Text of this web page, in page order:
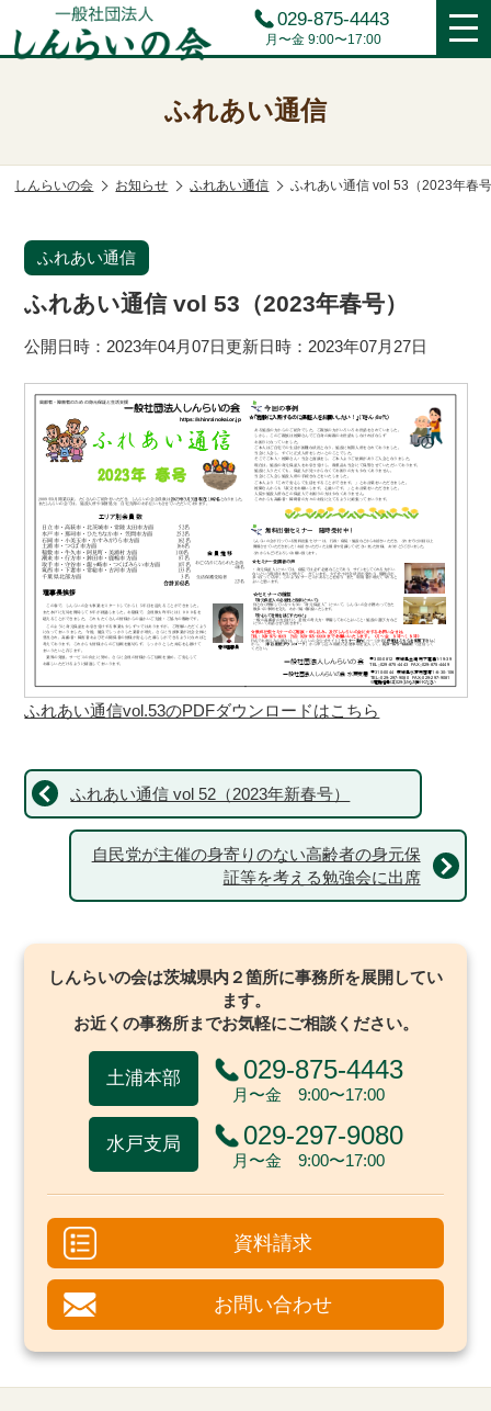
029-875-4443
月〜金 9:00〜17:00
ふれあい通信
しんらいの会 お知らせ ふれあい通信 ふれあい通信 vol 53（2023年春
ふれあい通信
ふれあい通信 vol 53（2023年春号）
公開日時： 2023年04月07日更新日時： 2023年07月27日
ふれあい通信vol.53のPDFダウンロードはこちら
ふれあい通信 vol 52（2023年新春号）
自民党が主催の身寄りのない高齢者の身元保
証等を考える勉強会に出席
しんらいの会は茨城県内２箇所に事務所を展開してい
ます。
お近くの事務所までお気軽にご相談ください。
土浦本部 029-875-4443
月〜金 9:00〜17:00
水戸支局 029-297-9080
月〜金 9:00〜17:00
資料請求
お問い合わせ